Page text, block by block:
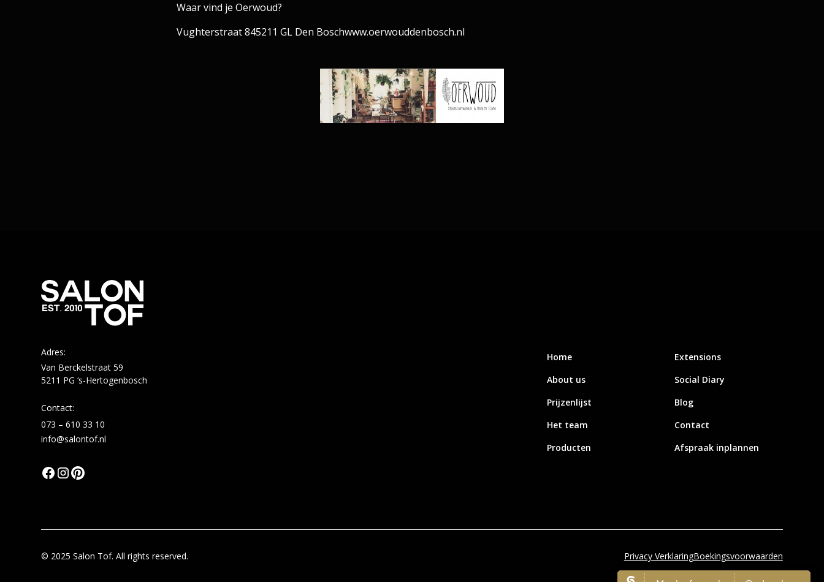
Waar vind je Oerwoud?
Vughterstraat 845211 GL Den Boschwww.oerwouddenbosch.nl
Adres:
Van Berckelstraat 59
5211 PG ‘s-Hertogenbosch
Contact:
073 – 610 33 10
info@salontof.nl
Home
About us
Prijzenlijst
Het team
Producten
Extensions
Social Diary
Blog
Contact
Afspraak inplannen
© 2025 Salon Tof. All rights reserved. Privacy VerklaringBoekingsvoorwaarden